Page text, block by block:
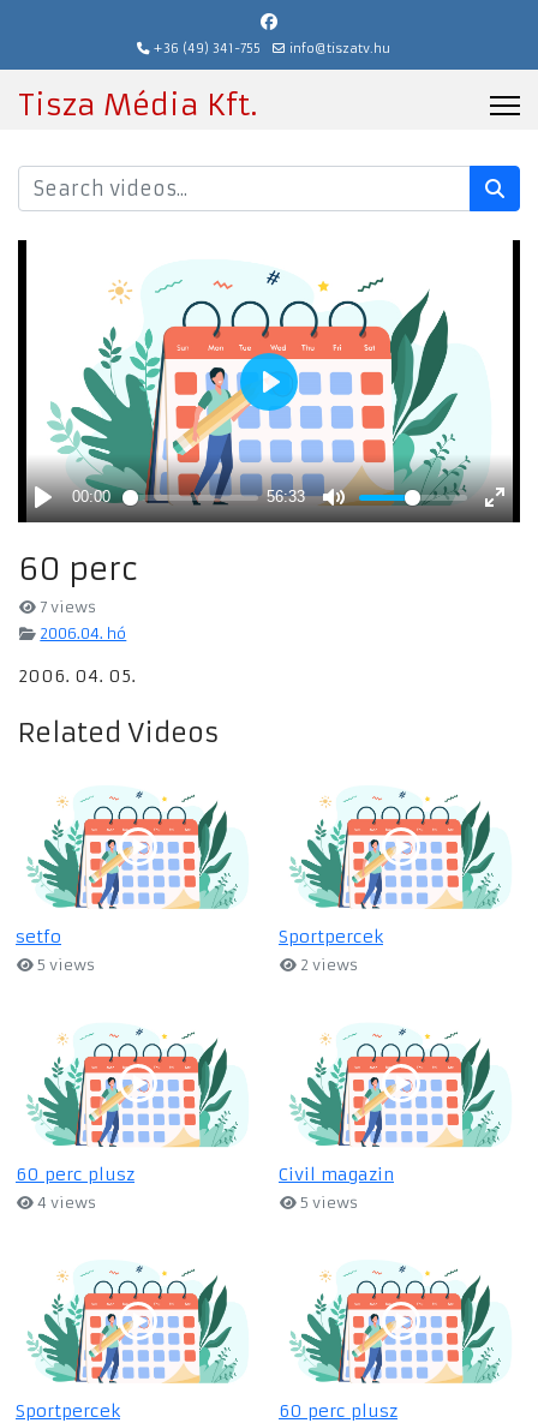
+36 (49) 341-755 info@tiszatv.hu
Tisza Média Kft.
60 perc
7 views
2006.04. hó
2006. 04. 05.
Related Videos
setfo
5 views
Sportpercek
2 views
60 perc plusz
4 views
Civil magazin
5 views
Sportpercek 60 perc plusz